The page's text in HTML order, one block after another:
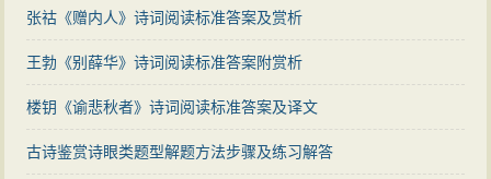
张祜《赠内人》诗词阅读标准答案及赏析
王勃《别薛华》诗词阅读标准答案附赏析
楼钥《谕悲秋者》诗词阅读标准答案及译文
古诗鉴赏诗眼类题型解题方法步骤及练习解答